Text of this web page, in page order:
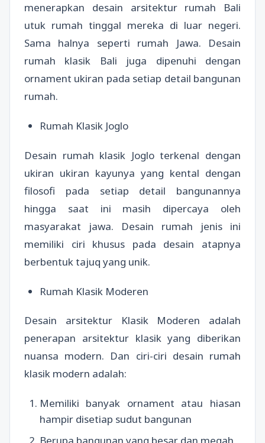
menerapkan desain arsitektur rumah Bali
utuk rumah tinggal mereka di luar negeri.
Sama halnya seperti rumah Jawa. Desain
rumah klasik Bali juga dipenuhi dengan
ornament ukiran pada setiap detail bangunan
rumah.
Rumah Klasik Joglo
Desain rumah klasik Joglo terkenal dengan
ukiran ukiran kayunya yang kental dengan
filosofi pada setiap detail bangunannya
hingga saat ini masih dipercaya oleh
masyarakat jawa. Desain rumah jenis ini
memiliki ciri khusus pada desain atapnya
berbentuk tajuq yang unik.
Rumah Klasik Moderen
Desain arsitektur Klasik Moderen adalah
penerapan arsitektur klasik yang diberikan
nuansa modern. Dan ciri-ciri desain rumah
klasik modern adalah:
Memiliki banyak ornament atau hiasan
hampir disetiap sudut bangunan
Berupa bangunan yang besar dan megah